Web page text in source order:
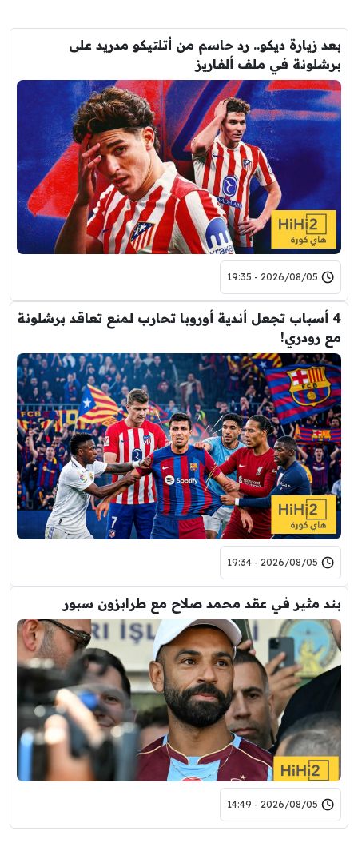
بعد زيارة ديكو.. رد حاسم من أتلتيكو مدريد على
برشلونة في ملف ألفاريز
2026/08/05 - 19:35
4 أسباب تجعل أندية أوروبا تحارب لمنع تعاقد برشلونة
مع رودري!
2026/08/05 - 19:34
بند مثير في عقد محمد صلاح مع طرابزون سبور
2026/08/05 - 14:49